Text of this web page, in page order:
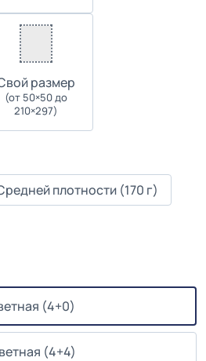
размер
(от 50×50 до
210×297)
плотности (170 г)
(4+0)
(4+4)